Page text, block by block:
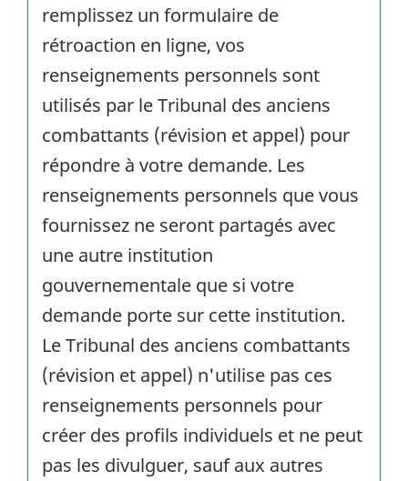
remplissez un formulaire de
rétroaction en ligne, vos
renseignements personnels sont
utilisés par le Tribunal des anciens
combattants (révision et appel) pour
répondre à votre demande. Les
renseignements personnels que vous
fournissez ne seront partagés avec
une autre institution
gouvernementale que si votre
demande porte sur cette institution.
Le Tribunal des anciens combattants
(révision et appel) n'utilise pas ces
renseignements personnels pour
créer des profils individuels et ne peut
pas les divulguer, sauf aux autres